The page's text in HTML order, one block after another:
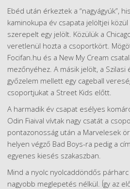
Ebéd után érkeztek a “nagyágyúk”,
kaminokupa év csapata jelöltjei
szerepelt egy jelölt. Közülük a
veretlenül hozta a csoportkört.
Focifan.hu és a New My Cream
mezőnyéhez. A másik jelölt, a Szilasi
győzelem mellett egy cageball
csoportjukat a Street Kids előtt.
A harmadik év csapat esélyes
Odin Fiaival vívtak nagy csatát a
pontazonosság után a Marvelesek
helyen végző Bad Boys-ra pedig a
egyenes kiesés szakaszban.
Mind a nyolc nyolcaddöndős
nagyobb meglepetés nélkül. Így az